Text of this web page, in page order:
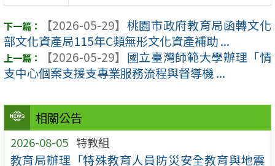
相關公告
2026-08-05 特教組
教育局辦理「特殊教育人員防災安全教育與地震
【2026-05-29】 桃園市政府教育局函轉文化
部文化資產局115年C類無形文化資產補助 ...
【2026-05-29】 國立臺灣師範大學辦理「情
支中心個案支援支專業服務流程與督導機 ...